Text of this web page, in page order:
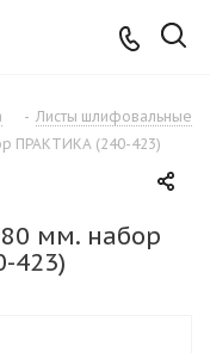
- Листы шлифовальные
ПРАКТИКА (240-423)
мм. набор
423)